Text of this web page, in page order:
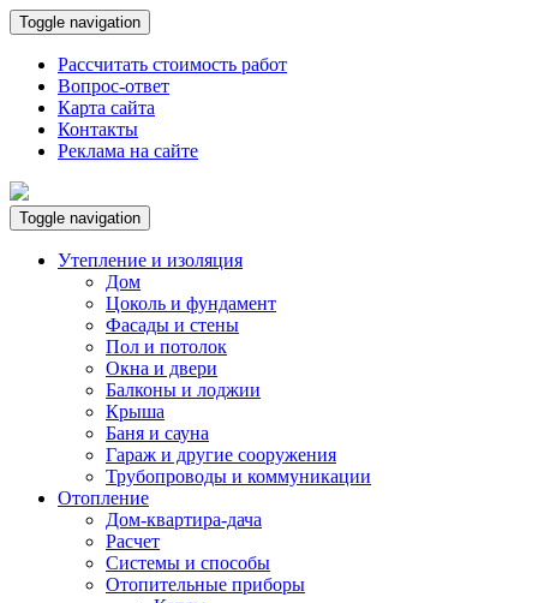
Toggle navigation
Рассчитать стоимость работ
Вопрос-ответ
Карта сайта
Контакты
Реклама на сайте
Toggle navigation
Утепление и изоляция
Дом
Цоколь и фундамент
Фасады и стены
Пол и потолок
Окна и двери
Балконы и лоджии
Крыша
Баня и сауна
Гараж и другие сооружения
Трубопроводы и коммуникации
Отопление
Дом-квартира-дача
Расчет
Системы и способы
Отопительные приборы